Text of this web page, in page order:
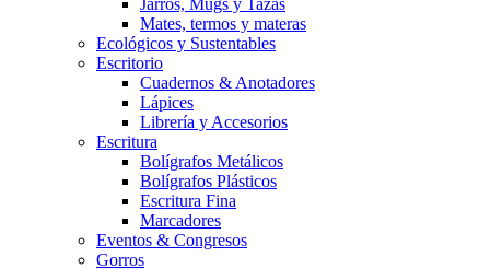
Jarros, Mugs y Tazas
Mates, termos y materas
Ecológicos y Sustentables
Escritorio
Cuadernos & Anotadores
Lápices
Librería y Accesorios
Escritura
Bolígrafos Metálicos
Bolígrafos Plásticos
Escritura Fina
Marcadores
Eventos & Congresos
Gorros